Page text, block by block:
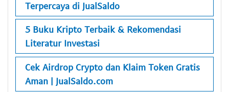
Terpercaya di JualSaldo
5 Buku Kripto Terbaik & Rekomendasi
Literatur Investasi
Cek Airdrop Crypto dan Klaim Token Gratis
Aman | JualSaldo.com